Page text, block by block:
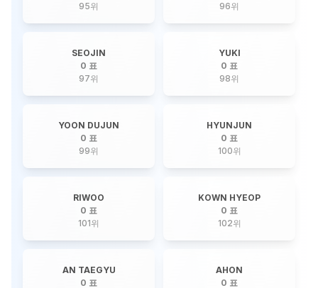
95위
96위
SEOJIN
0 표
97위
YUKI
0 표
98위
YOON DUJUN
0 표
99위
HYUNJUN
0 표
100위
RIWOO
0 표
101위
KOWN HYEOP
0 표
102위
AN TAEGYU
0 표
AHON
0 표